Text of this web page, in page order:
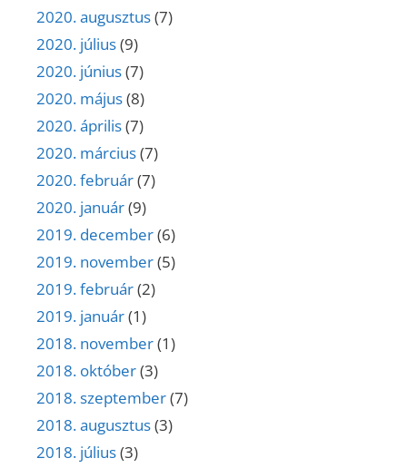
2020. augusztus(7)
2020. július(9)
2020. június(7)
2020. május(8)
2020. április(7)
2020. március(7)
2020. február(7)
2020. január(9)
2019. december(6)
2019. november(5)
2019. február(2)
2019. január(1)
2018. november(1)
2018. október(3)
2018. szeptember(7)
2018. augusztus(3)
2018. július(3)